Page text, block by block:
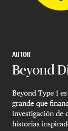
AUTOR
Beyond
Beyond Type 1
grande que
investigación de
historias